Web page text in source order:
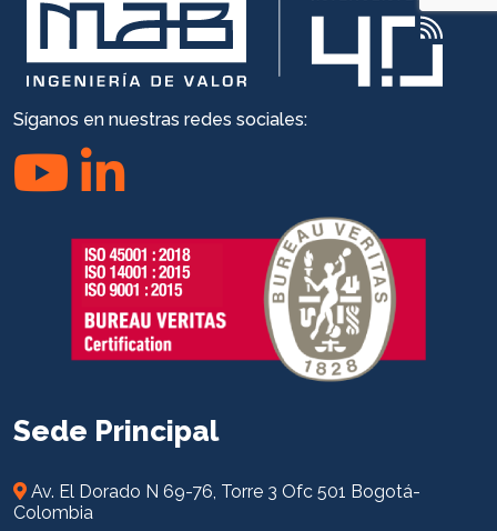
Síganos en nuestras redes sociales:
Sede Principal
Av. El Dorado N 69-76, Torre 3 Ofc 501 Bogotá-
Colombia